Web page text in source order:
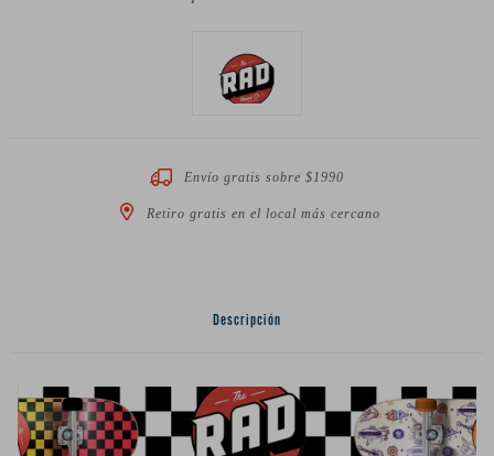
Envío gratis sobre $1990
Retiro gratis en el local más cercano
Descripción